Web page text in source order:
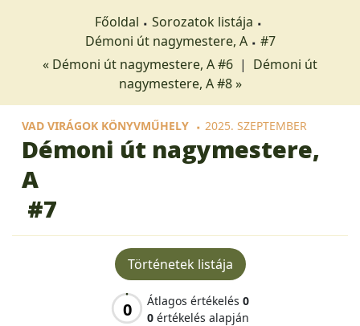
Főoldal
Sorozatok listája
Démoni út nagymestere, A
#7
« Démoni út nagymestere, A #6 | Démoni út
nagymestere, A #8 »
VAD VIRÁGOK KÖNYVMŰHELY 2025. SZEPTEMBER
Démoni út nagymestere,
A
#7
Történetek listája
0 Átlagos értékelés 0
0 értékelés alapján